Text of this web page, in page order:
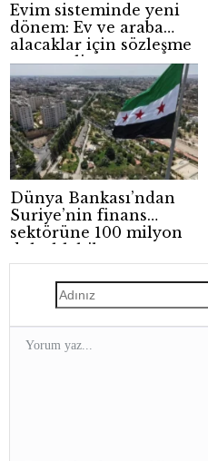
Evim sisteminde yeni
dönem: Ev ve araba
alacaklar için sözleşme
sınırı geliyor
Dünya Bankası’ndan
Suriye’nin finans
sektörüne 100 milyon
dolarlık hibe